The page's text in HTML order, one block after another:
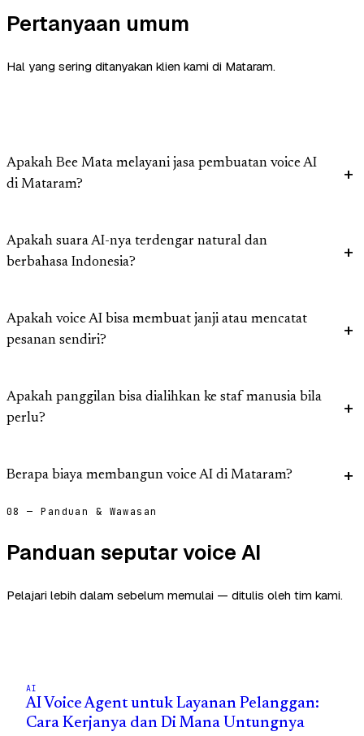
Pertanyaan umum
Hal yang sering ditanyakan klien kami di Mataram.
Apakah Bee Mata melayani jasa pembuatan voice AI
di Mataram?
Apakah suara AI-nya terdengar natural dan
berbahasa Indonesia?
Apakah voice AI bisa membuat janji atau mencatat
pesanan sendiri?
Apakah panggilan bisa dialihkan ke staf manusia bila
perlu?
Berapa biaya membangun voice AI di Mataram?
08 — Panduan & Wawasan
Panduan seputar voice AI
Pelajari lebih dalam sebelum memulai — ditulis oleh tim kami.
AI
AI Voice Agent untuk Layanan Pelanggan:
Cara Kerjanya dan Di Mana Untungnya